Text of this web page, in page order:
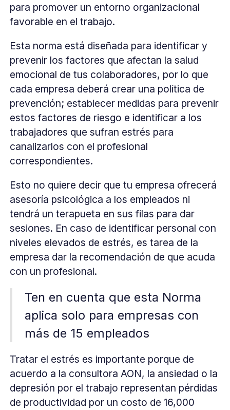
para promover un entorno organizacional
favorable en el trabajo.
Esta norma está diseñada para identificar y
prevenir los factores que afectan la salud
emocional de tus colaboradores, por lo que
cada empresa deberá crear una política de
prevención; establecer medidas para prevenir
estos factores de riesgo e identificar a los
trabajadores que sufran estrés para
canalizarlos con el profesional
correspondientes.
Esto no quiere decir que tu empresa ofrecerá
asesoría psicológica a los empleados ni
tendrá un terapueta en sus filas para dar
sesiones. En caso de identificar personal con
niveles elevados de estrés, es tarea de la
empresa dar la recomendación de que acuda
con un profesional.
Ten en cuenta que esta Norma
aplica solo para empresas con
más de 15 empleados
Tratar el estrés es importante porque de
acuerdo a la consultora AON, la ansiedad o la
depresión por el trabajo representan pérdidas
de productividad por un costo de 16,000